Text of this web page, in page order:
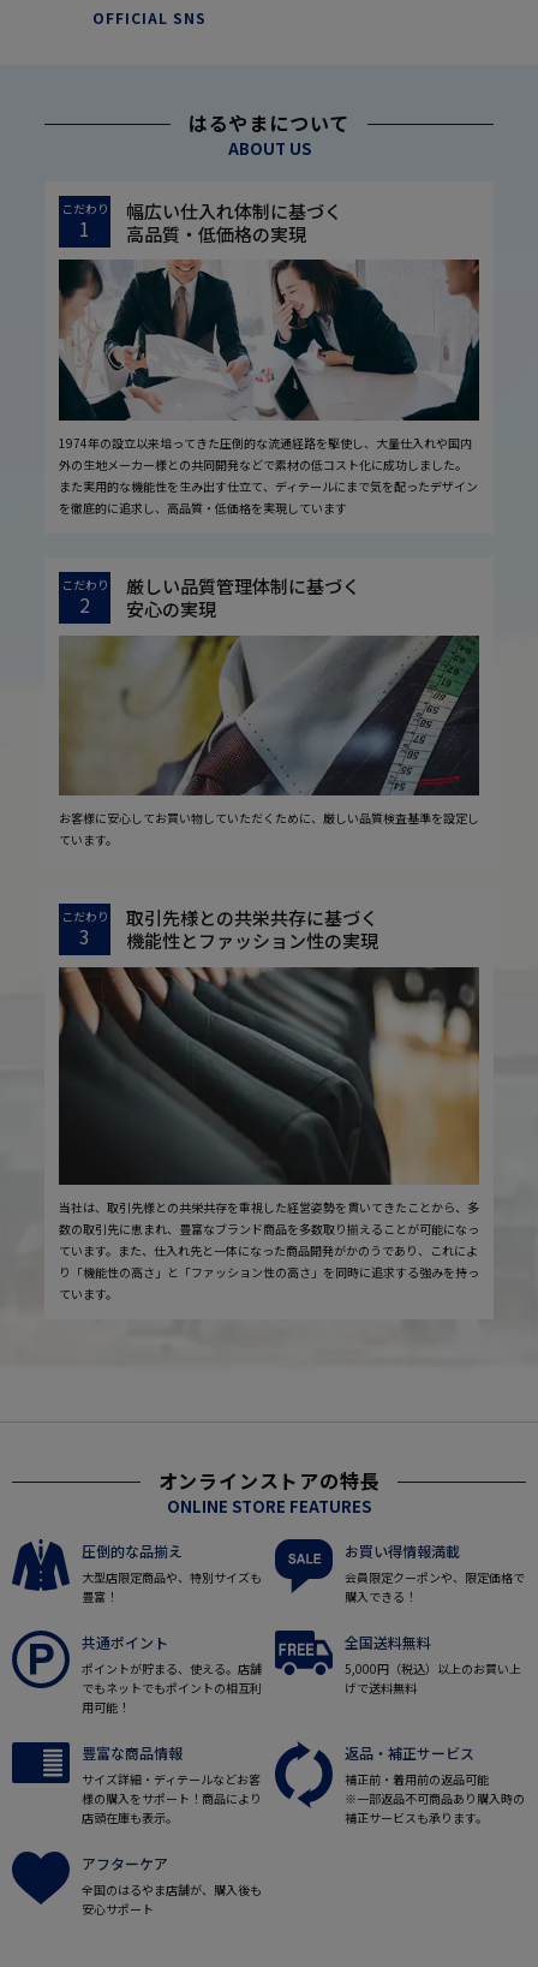
OFFICIAL SNS
はるやまについて
ABOUT US
こだわり
1
幅広い仕入れ体制に基づく
高品質・低価格の実現
1974年の設立以来培ってきた圧倒的な流通経路を駆使し、大量仕入れや国内
外の生地メーカー様との共同開発などで素材の低コスト化に成功しました。
また実用的な機能性を生み出す仕立て、ディテールにまで気を配ったデザイン
を徹底的に追求し、高品質・低価格を実現しています
こだわり
2
厳しい品質管理体制に基づく
安心の実現
お客様に安心してお買い物していただくために、厳しい品質検査基準を設定し
ています。
こだわり
3
取引先様との共栄共存に基づく
機能性とファッション性の実現
当社は、取引先様との共栄共存を重視した経営姿勢を貫いてきたことから、多
数の取引先に恵まれ、豊富なブランド商品を多数取り揃えることが可能になっ
ています。また、仕入れ先と一体になった商品開発がかのうであり、これによ
り「機能性の高さ」と「ファッション性の高さ」を同時に追求する強みを持っ
ています。
オンラインストアの特長
ONLINE STORE FEATURES
圧倒的な品揃え
大型店限定商品や、特別サイズも
豊富！
お買い得情報満載
会員限定クーポンや、限定価格で
購入できる！
共通ポイント
ポイントが貯まる、使える。店舗
でもネットでもポイントの相互利
用可能！
全国送料無料
5,000円（税込）以上のお買い上
げで送料無料
豊富な商品情報
サイズ詳細・ディテールなどお客
様の購入をサポート！商品により
店頭在庫も表示。
返品・補正サービス
補正前・着用前の返品可能
※一部返品不可商品あり購入時の
補正サービスも承ります。
アフターケア
全国のはるやま店舗が、購入後も
安心サポート